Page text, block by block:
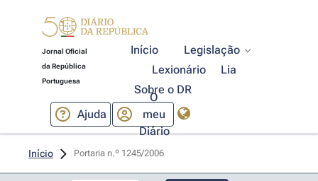
Jornal Oficial
da República
Portuguesa
Início
Legislação
Lexionário
Lia
Sobre o DR
Ajuda
O
meu
Diário
Início Portaria n.º 1245/2006